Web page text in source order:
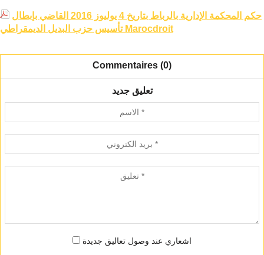
حكم المحكمة الإدارية بالرباط بتاريخ 4 يوليوز 2016 القاضي بإبطال
تأسيس حزب البديل الديمقراطي Marocdroit
Commentaires (0)
تعليق جديد
اشعاري عند وصول تعاليق جديدة